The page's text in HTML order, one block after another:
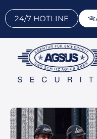
24/7 HOTLINE